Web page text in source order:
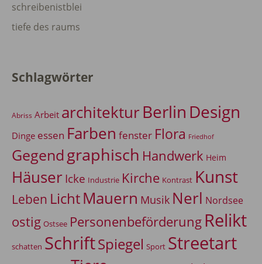
schreibenistblei
tiefe des raums
Schlagwörter
Abriss Arbeit architekturBerlin Design
Dinge essen Farben fenster Flora Friedhof
Gegendgraphisch Handwerk Heim
Häuser Icke Industrie Kirche Kontrast Kunst
Leben LichtMauern Musik Nerl Nordsee
ostig Ostsee Personenbeförderung Relikt
schatten SchriftSpiegel Sport Streetart